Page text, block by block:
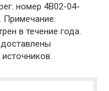
номер 4B02-04-
Примечание:
в течение года.